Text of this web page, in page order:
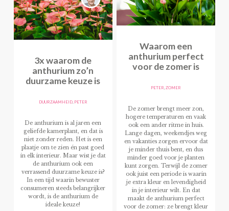
3x waarom de
anthurium zo’n
duurzame keuze is
DUURZAAMHEID, PETER
De anthurium is al jaren een
geliefde kamerplant, en dat is
niet zonder reden. Het is een
plaatje om te zien én past goed
in elk interieur. Maar wist je dat
de anthurium ook een
verrassend duurzame keuze is?
In een tijd waarin bewuster
consumeren steeds belangrijker
wordt, is de anthurium de
ideale keuze!
Waarom een
anthurium perfect
voor de zomer is
PETER,ZOMER
De zomer brengt meer zon,
hogere temperaturen en vaak
ook een ander ritme in huis.
Lange dagen, weekendjes weg
en vakanties zorgen ervoor dat
je minder thuis bent, en dus
minder goed voor je planten
kunt zorgen. Terwijl de zomer
ook juist een periode is waarin
je extra kleur en levendigheid
in je interieur wilt. En dat
maakt de anthurium perfect
voor de zomer: ze brengt kleur